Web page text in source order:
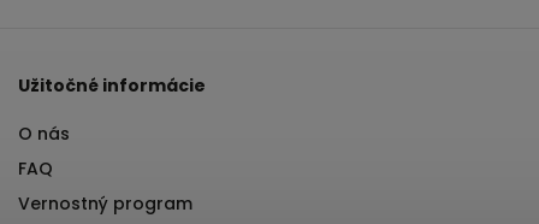
Užitočné informácie
O nás
FAQ
Vernostný program